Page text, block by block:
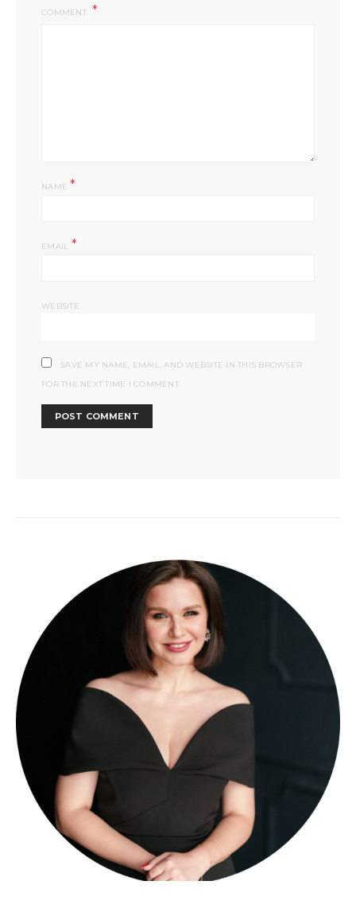
COMMENT
NAME*
EMAIL *
WEBSITE
SAVE MY NAME, EMAIL, AND WEBSITE IN THIS BROWSER
FOR THE NEXT TIME I COMMENT.